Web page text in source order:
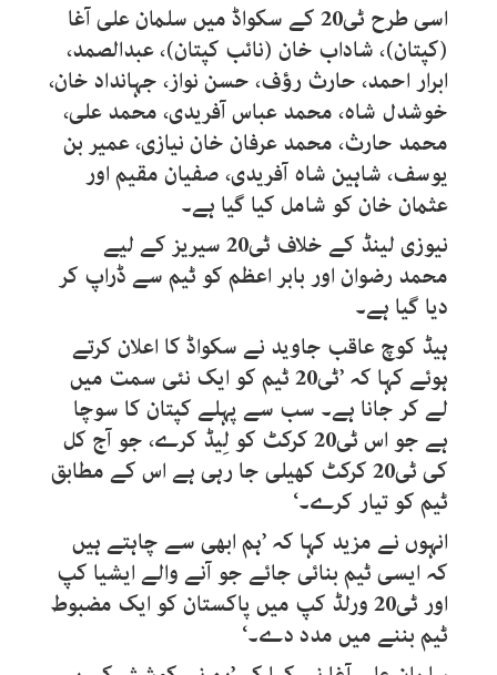
اسی طرح ٹی20 کے سکواڈ میں سلمان علی آغا
(کپتان)، شاداب خان (نائب کپتان)، عبدالصمد،
ابرار احمد، حارث رؤف، حسن نواز، جہانداد خان،
خوشدل شاہ، محمد عباس آفریدی، محمد علی،
محمد حارث، محمد عرفان خان نیازی، عمیر بن
یوسف، شاہین شاہ آفریدی، صفیان مقیم اور
عثمان خان کو شامل کیا گیا ہے۔
نیوزی لینڈ کے خلاف ٹی20 سیریز کے لیے
محمد رضوان اور بابر اعظم کو ٹیم سے ڈراپ کر
دیا گیا ہے۔
ہیڈ کوچ عاقب جاوید نے سکواڈ کا اعلان کرتے
ہوئے کہا کہ ’ٹی20 ٹیم کو ایک نئی سمت میں
لے کر جانا ہے۔ سب سے پہلے کپتان کا سوچا
ہے جو اس ٹی20 کرکٹ کو لِیڈ کرے، جو آج کل
کی ٹی20 کرکٹ کھیلی جا رہی ہے اس کے مطابق
ٹیم کو تیار کرے۔‘
انہوں نے مزید کہا کہ ’ہم ابھی سے چاہتے ہیں
کہ ایسی ٹیم بنائی جائے جو آنے والے ایشیا کپ
اور ٹی20 ورلڈ کپ میں پاکستان کو ایک مضبوط
ٹیم بننے میں مدد دے۔‘